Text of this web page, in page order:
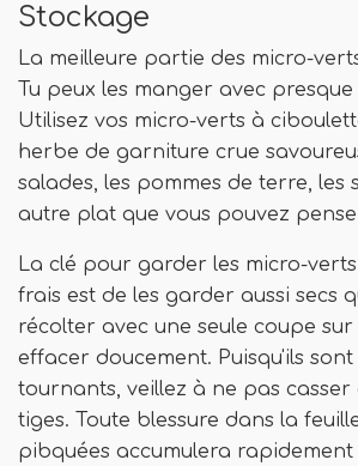
Stockage
La meilleure partie des micro-
Tu peux les manger avec
Utilisez vos micro-verts à
herbe de garniture crue
salades, les pommes de terre, les
autre plat que vous pouvez
La clé pour garder les micro-
frais est de les garder aussi secs
récolter avec une seule coupe
effacer doucement. Puisqu'ils sont
tournants, veillez à ne pas casser
tiges. Toute blessure dans la
pibquées accumulera rapidement